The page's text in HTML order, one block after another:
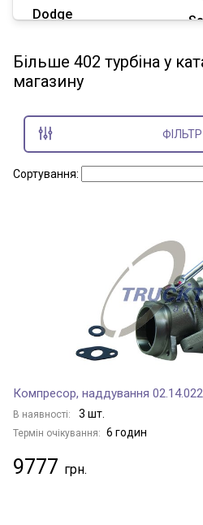
Dodge
Great Wall
Hummer
Показати всі
Більше 402 турбіна у
магазину
ФІЛЬТР
Сортування:
Компресор, наддування 02.14.022
В наявності: 3 шт.
Термін очікування: 6 годин
9777